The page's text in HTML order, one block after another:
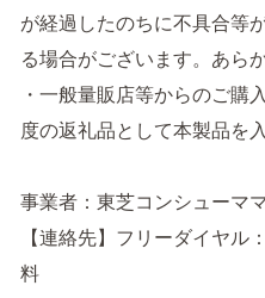
が経過したのちに不具合等
る場合がございます。あら
・一般量販店等からのご購
度の返礼品として本製品を
事業者：東芝コンシューマ
【連絡先】フリーダイヤ
料